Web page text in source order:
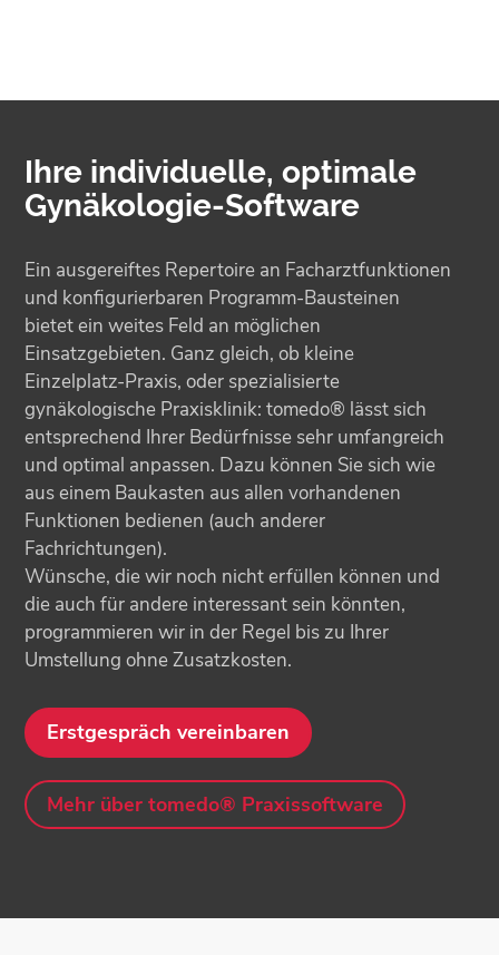
Ihre individuelle, optimale
Gynäkologie-Software
Ein ausgereiftes Repertoire an Facharztfunktionen
und konfigurierbaren Programm-Bausteinen
bietet ein weites Feld an möglichen
Einsatzgebieten. Ganz gleich, ob kleine
Einzelplatz-Praxis, oder spezialisierte
gynäkologische Praxisklinik: tomedo® lässt sich
entsprechend Ihrer Bedürfnisse sehr umfangreich
und optimal anpassen. Dazu können Sie sich wie
aus einem Baukasten aus allen vorhandenen
Funktionen bedienen (auch anderer
Fachrichtungen).
Wünsche, die wir noch nicht erfüllen können und
die auch für andere interessant sein könnten,
programmieren wir in der Regel bis zu Ihrer
Umstellung ohne Zusatzkosten.
Erstgespräch vereinbaren
Mehr über tomedo® Praxissoftware